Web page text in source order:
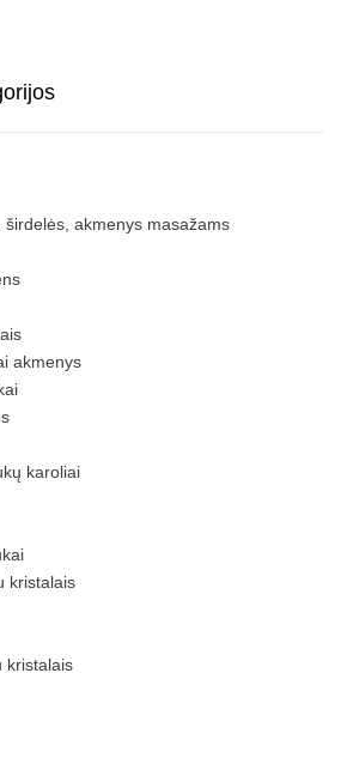
širdelės, akmenys masažams
akmenys
karoliai
kristalais
kristalais